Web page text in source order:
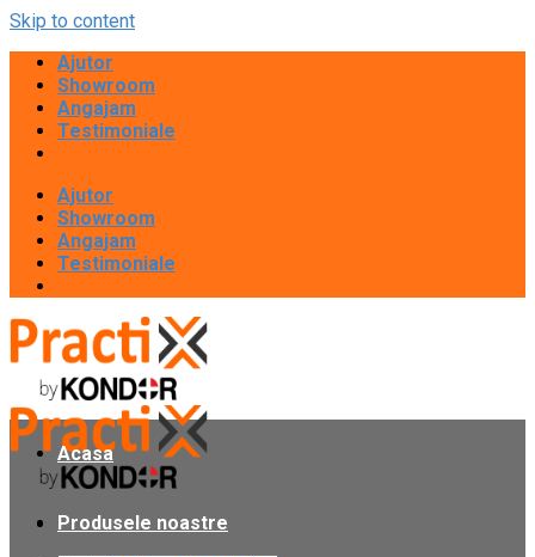
Skip to content
Ajutor
Showroom
Angajam
Testimoniale
Ajutor
Showroom
Angajam
Testimoniale
Acasa
Produsele noastre